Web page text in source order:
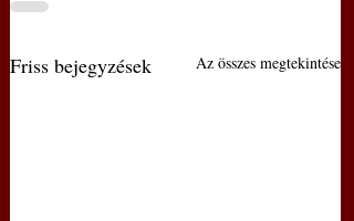
Friss bejegyzések Az összes megtekintése